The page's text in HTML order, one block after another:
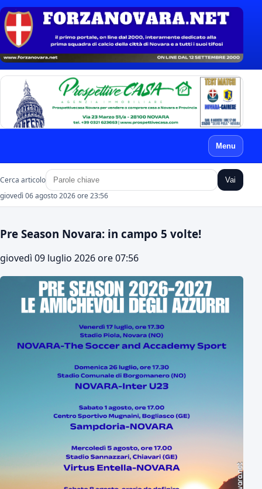
Menu
Cerca articolo Vai
giovedì 06 agosto 2026 ore 23:56
Pre Season Novara: in campo 5 volte!
giovedì 09 luglio 2026 ore 07:56